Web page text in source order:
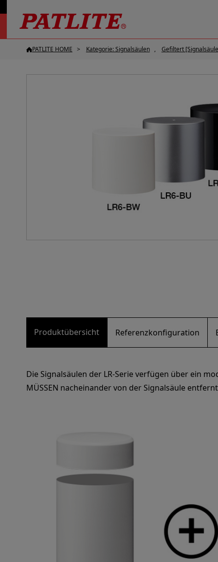
PATLITE HOME Kategorie: Signalsäulen Gefiltert
Produktübersicht Referenzkonfiguration
Die Signalsäulen der LR-Serie verfügen über ein
MÜSSEN nacheinander von der Signalsäule